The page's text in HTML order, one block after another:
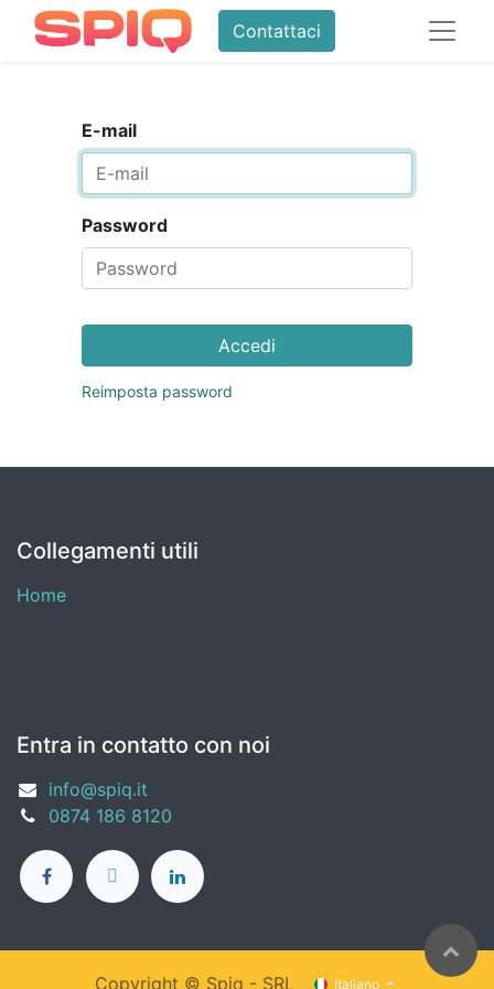
Contattaci
E-mail
Password
Accedi
Reimposta password
Collegamenti utili
Home
Entra in contatto con noi
info@spiq.it
0874 186 8120
Copyright © Spiq - SRL Italiano